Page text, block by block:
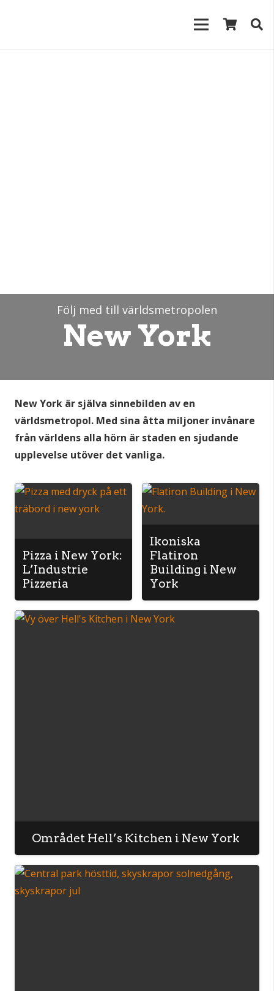
Följ med till världsmetropolen
New York
New York är själva sinnebilden av en
världsmetropol. Med sina åtta miljoner invånare
från världens alla hörn är staden en sjudande
upplevelse utöver det vanliga.
Pizza i New York:
L’Industrie
Pizzeria
Ikoniska
Flatiron
Building i New
York
Området Hell’s Kitchen i New York